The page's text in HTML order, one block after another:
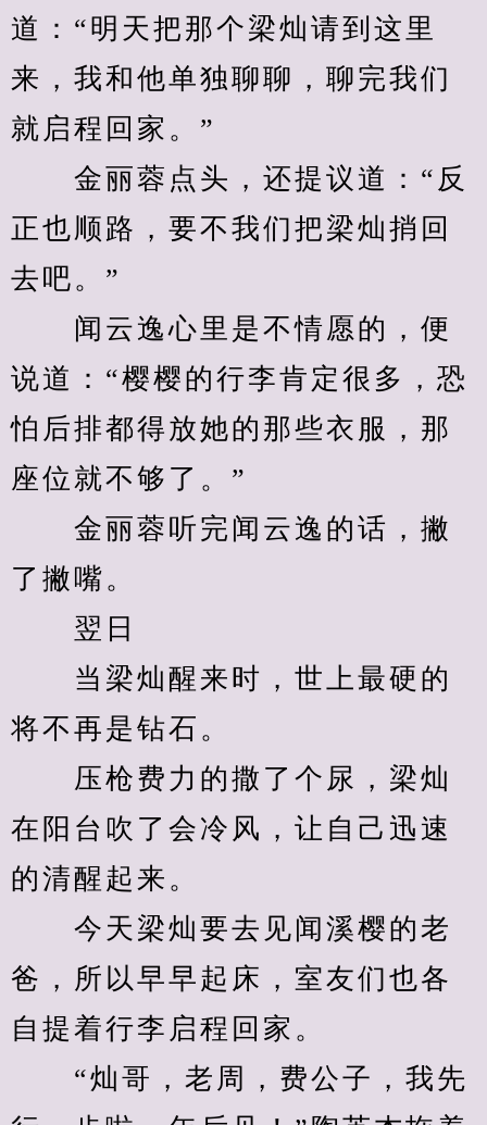
道：“明天把那个梁灿请到这里
来，我和他单独聊聊，聊完我们
就启程回家。”
金丽蓉点头，还提议道：“反
正也顺路，要不我们把梁灿捎回
去吧。”
闻云逸心里是不情愿的，便
说道：“樱樱的行李肯定很多，恐
怕后排都得放她的那些衣服，那
座位就不够了。”
金丽蓉听完闻云逸的话，撇
了撇嘴。
翌日
当梁灿醒来时，世上最硬的
将不再是钻石。
压枪费力的撒了个尿，梁灿
在阳台吹了会冷风，让自己迅速
的清醒起来。
今天梁灿要去见闻溪樱的老
爸，所以早早起床，室友们也各
自提着行李启程回家。
“灿哥，老周，费公子，我先